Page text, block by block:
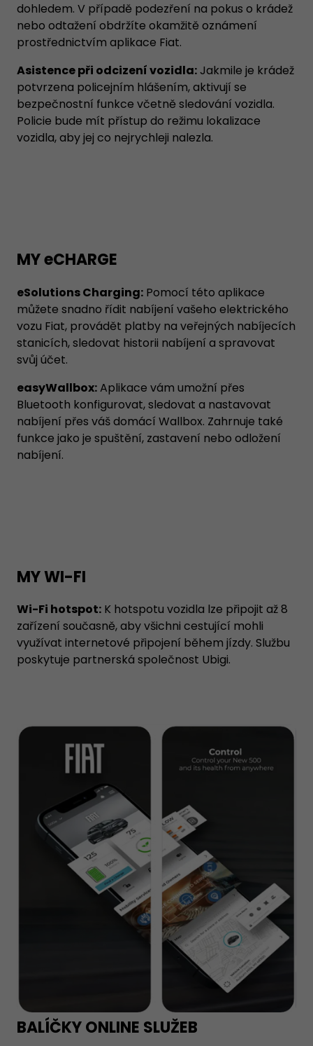
dohledem. V případě podezření na pokus o krádež
nebo odtažení obdržíte okamžitě oznámení
prostřednictvím aplikace Fiat.
Asistence při odcizení vozidla:Jakmile je krádež
potvrzena policejním hlášením, aktivují se
bezpečnostní funkce včetně sledování vozidla.
Policie bude mít přístup do režimu lokalizace
vozidla, aby jej co nejrychleji nalezla.
MY eCHARGE
eSolutions Charging: Pomocí této aplikace
můžete snadno řídit nabíjení vašeho elektrického
vozu Fiat, provádět platby na veřejných nabíjecích
stanicích, sledovat historii nabíjení a spravovat
svůj účet.
easyWallbox:Aplikace vám umožní přes
Bluetooth konfigurovat, sledovat a nastavovat
nabíjení přes váš domácí Wallbox. Zahrnuje také
funkce jako je spuštění, zastavení nebo odložení
nabíjení.
MY WI-FI
Wi-Fi hotspot: K hotspotu vozidla lze připojit až 8
zařízení současně, aby všichni cestující mohli
využívat internetové připojení během jízdy. Službu
poskytuje partnerská společnost Ubigi.
BALÍČKY ONLINE SLUŽEB